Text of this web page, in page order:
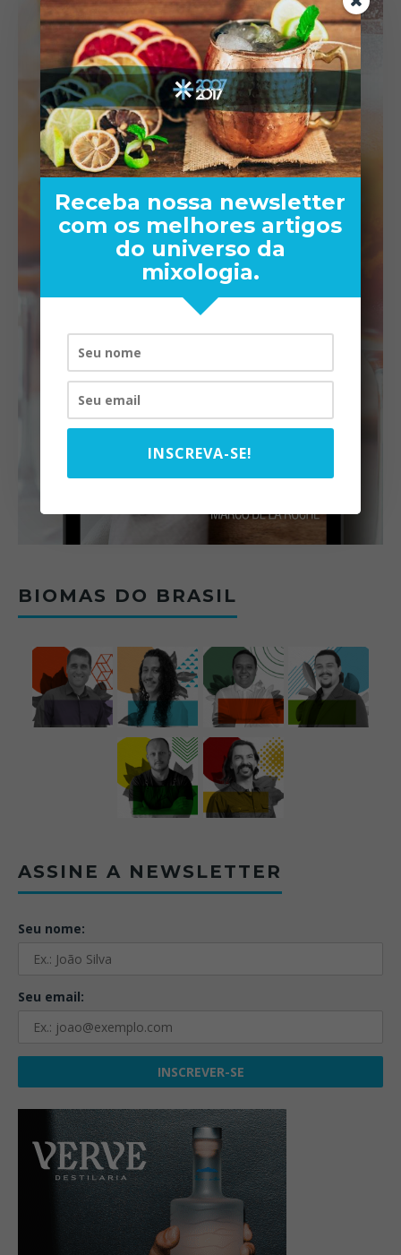
BIOMAS DO BRASIL
ASSINE A NEWSLETTER
Seu nome:
Seu email:
Receba nossa newsletter
com os melhores artigos
do universo da
mixologia.
INSCREVA-SE!